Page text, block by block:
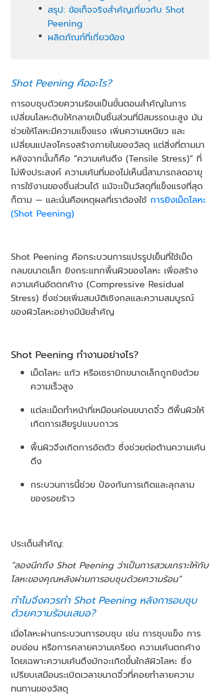
สรุป: ข้อเท็จจริงสำคัญเกี่ยวกับ Shot
Peening
ผลิตภัณฑ์ที่เกี่ยวข้อง
Shot Peening คืออะไร?
การอบชุบด้วยความร้อนเป็นขั้นตอนสำคัญในการ
เปลี่ยนโลหะดิบให้กลายเป็นชิ้นส่วนที่มีสมรรถนะสูง มัน
ช่วยให้โลหะมีความแข็งแรง เพิ่มความเหนียว และ
เปลี่ยนแปลงโครงสร้างภายในของวัสดุ แต่สิ่งที่ตามมา
หลังจากนั้นก็คือ “ความเค้นดึง (Tensile Stress)” ที่
ไม่พึงประสงค์ ความเค้นที่มองไม่เห็นนี้สามารถลดอายุ
การใช้งานของชิ้นส่วนได้ แม้จะเป็นวัสดุที่แข็งแรงที่สุด
ก็ตาม — และนั่นคือเหตุผลที่เราต้องใช้ การยิงเม็ดโลหะ
(Shot Peening)
Shot Peening คือกระบวนการแปรรูปเย็นที่ใช้เม็ด
กลมขนาดเล็ก ยิงกระแทกพื้นผิวของโลหะ เพื่อสร้าง
ความเค้นอัดตกค้าง (Compressive Residual
Stress) ซึ่งช่วยเพิ่มสมบัติเชิงกลและความสมบูรณ์
ของผิวโลหะอย่างมีนัยสำคัญ
Shot Peening ทำงานอย่างไร?
เม็ดโลหะ แก้ว หรือเซรามิกขนาดเล็กถูกยิงด้วย
ความเร็วสูง
แต่ละเม็ดทำหน้าที่เหมือนค่อนขนาดจิ๋ว ตีพื้นผิวให้
เกิดการเสียรูปแบบถาวร
พื้นผิวจึงเกิดการอัดตัว ซึ่งช่วยต่อต้านความเค้น
ดึง
กระบวนการนี้ช่วย ป้องกันการเกิดและลุกลาม
ของรอยร้าว
ประเด็นสำคัญ:
“ลองนึกถึง Shot Peening ว่าเป็นการสวมเกราะให้กับ
โลหะของคุณหลังผ่านการอบชุบด้วยความร้อน”
ทำไมจึงควรทำ Shot Peening หลังการอบชุบ
ด้วยความร้อนเสมอ?
เมื่อโลหะผ่านกระบวนการอบชุบ เช่น การชุบแข็ง การ
อบอ่อน หรือการคลายความเครียด ความเค้นตกค้าง
โดยเฉพาะความเค้นดึงมักจะเกิดขึ้นใกล้ผิวโลหะ ซึ่ง
เปรียบเสมือนระเบิดเวลาขนาดจิ๋วที่คอยทำลายความ
ทนทานของวัสดุ